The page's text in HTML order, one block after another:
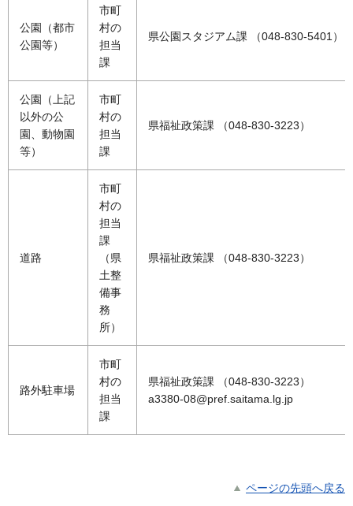
公園（都市
公園等）
市町
村の
担当
課
県公園スタジアム課 （048-830-5401）
公園（上記
以外の公
園、動物園
等）
市町
村の
担当
課
県福祉政策課 （048-830-3223）
道路
市町
村の
担当
課
（県
土整
備事
務
所）
県福祉政策課 （048-830-3223）
路外駐車場
市町
村の
担当
課
県福祉政策課 （048-830-3223）
a3380-08@pref.saitama.lg.jp
ページの先頭へ戻る